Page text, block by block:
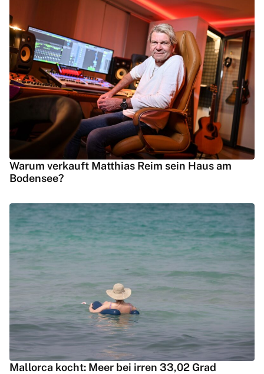
Warum verkauft Matthias Reim sein Haus am
Bodensee?
Mallorca kocht: Meer bei irren 33,02 Grad